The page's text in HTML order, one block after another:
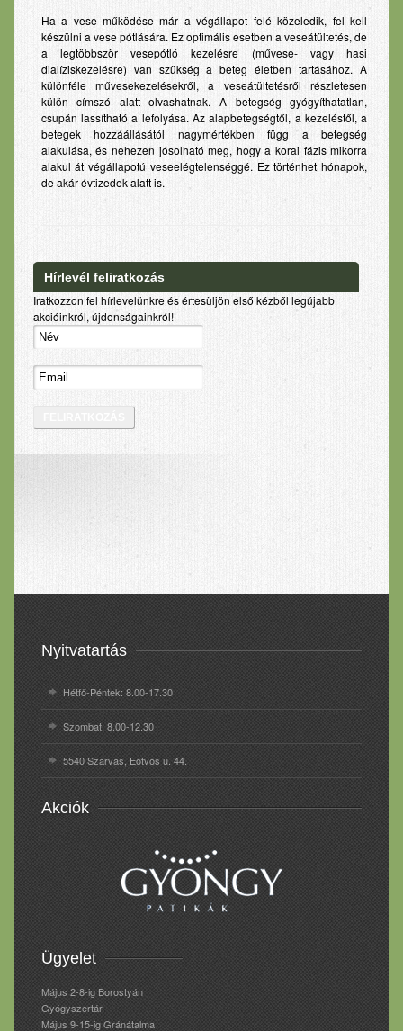
Ha a vese működése már a végállapot felé közeledik, fel kell
készülni a vese pótlására. Ez optimális esetben a veseátültetés, de
a legtöbbször vesepótló kezelésre (művese- vagy hasi
dialíziskezelésre) van szükség a beteg életben tartásához. A
különféle művesekezelésekről, a veseátültetésről részletesen
külön címszó alatt olvashatnak. A betegség gyógyíthatatlan,
csupán lassítható a lefolyása. Az alapbetegségtől, a kezeléstől, a
betegek hozzáállásától nagymértékben függ a betegség
alakulása, és nehezen jósolható meg, hogy a korai fázis mikorra
alakul át végállapotú veseelégtelenséggé. Ez történhet hónapok,
de akár évtizedek alatt is.
Hírlevél feliratkozás
Iratkozzon fel hírlevelünkre és értesüljön első kézből legújabb
akcióinkról, újdonságainkról!
Nyitvatartás
Hétfő-Péntek: 8.00-17.30
Szombat: 8.00-12.30
5540 Szarvas, Eötvös u. 44.
Akciók
Ügyelet
Május 2-8-ig Borostyán
Gyógyszertár
Május 9-15-ig Gránátalma